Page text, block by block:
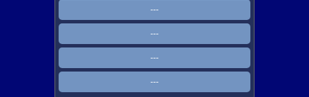
---
---
---
---